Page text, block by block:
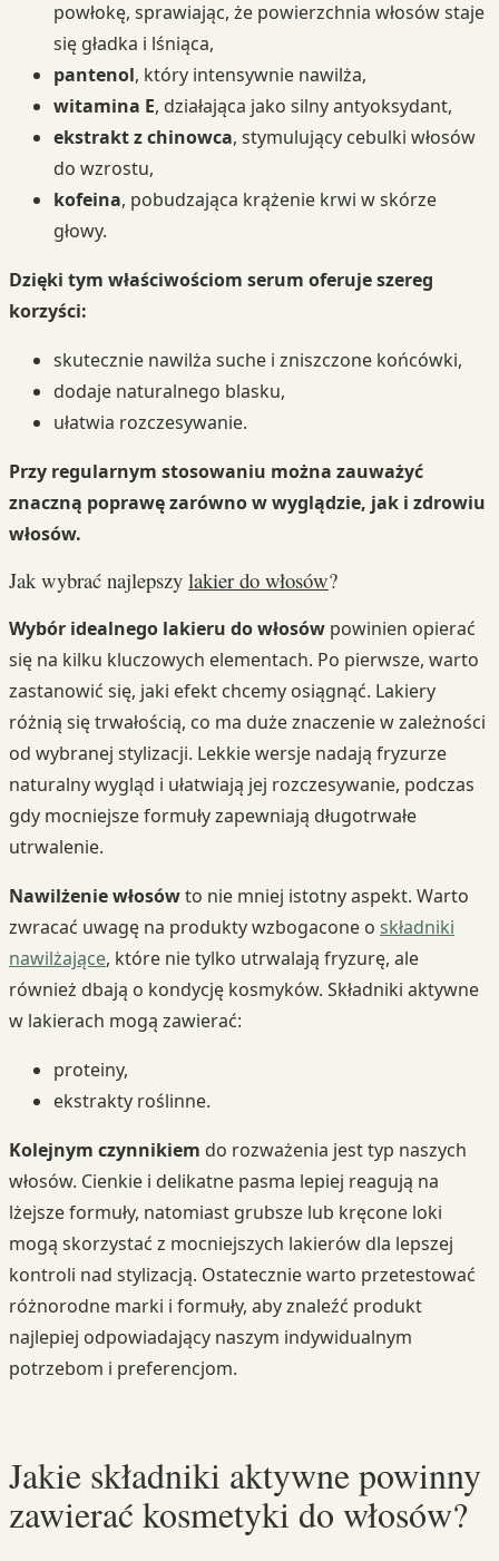
powłokę, sprawiając, że powierzchnia włosów staje
się gładka i lśniąca,
pantenol, który intensywnie nawilża,
witamina E, działająca jako silny antyoksydant,
ekstrakt z chinowca, stymulujący cebulki włosów
do wzrostu,
kofeina, pobudzająca krążenie krwi w skórze
głowy.
Dzięki tym właściwościom serum oferuje szereg
korzyści:
skutecznie nawilża suche i zniszczone końcówki,
dodaje naturalnego blasku,
ułatwia rozczesywanie.
Przy regularnym stosowaniu można zauważyć
znaczną poprawę zarówno w wyglądzie, jak i zdrowiu
włosów.
Jak wybrać najlepszy lakier do włosów?
Wybór idealnego lakieru do włosów powinien opierać
się na kilku kluczowych elementach. Po pierwsze, warto
zastanowić się, jaki efekt chcemy osiągnąć. Lakiery
różnią się trwałością, co ma duże znaczenie w zależności
od wybranej stylizacji. Lekkie wersje nadają fryzurze
naturalny wygląd i ułatwiają jej rozczesywanie, podczas
gdy mocniejsze formuły zapewniają długotrwałe
utrwalenie.
Nawilżenie włosówto nie mniej istotny aspekt. Warto
zwracać uwagę na produkty wzbogacone o składniki
nawilżające, które nie tylko utrwalają fryzurę, ale
również dbają o kondycję kosmyków. Składniki aktywne
w lakierach mogą zawierać:
proteiny,
ekstrakty roślinne.
Kolejnym czynnikiem do rozważenia jest typ naszych
włosów. Cienkie i delikatne pasma lepiej reagują na
lżejsze formuły, natomiast grubsze lub kręcone loki
mogą skorzystać z mocniejszych lakierów dla lepszej
kontroli nad stylizacją. Ostatecznie warto przetestować
różnorodne marki i formuły, aby znaleźć produkt
najlepiej odpowiadający naszym indywidualnym
potrzebom i preferencjom.
Jakie składniki aktywne powinny
zawierać kosmetyki do włosów?